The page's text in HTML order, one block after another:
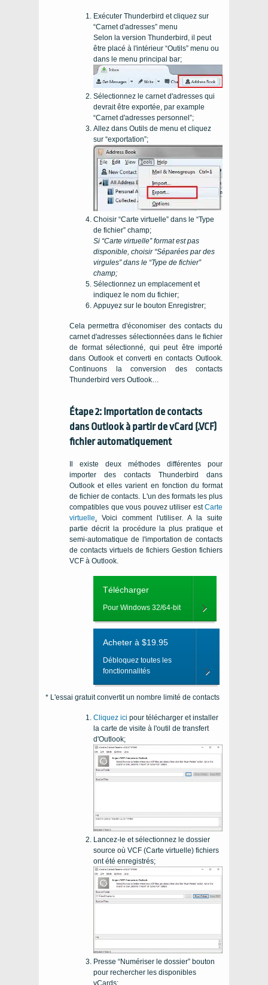
Exécuter Thunderbird et cliquez sur
“Carnet d'adresses” menu
Selon la version Thunderbird, il peut
être placé à l'intérieur “Outils” menu ou
dans le menu principal bar;
Sélectionnez le carnet d'adresses qui
devrait être exportée, par example
“Carnet d'adresses personnel”;
Allez dans Outils de menu et cliquez
sur “exportation”;
Choisir “Carte virtuelle” dans le “Type
de fichier” champ;
Si “Carte virtuelle” format est pas
disponible, choisir “Séparées par des
virgules” dans le “Type de fichier”
champ;
Sélectionnez un emplacement et
indiquez le nom du fichier;
Appuyez sur le bouton Enregistrer;
Cela permettra d'économiser des contacts du
carnet d'adresses sélectionnées dans le fichier
de format sélectionné, qui peut être importé
dans Outlook et converti en contacts Outlook.
Continuons la conversion des contacts
Thunderbird vers Outlook…
Étape 2: Importation de contacts
dans Outlook à partir de vCard (.VCF)
fichier automatiquement
Il existe deux méthodes différentes pour
importer des contacts Thunderbird dans
Outlook et elles varient en fonction du format
de fichier de contacts. L'un des formats les plus
compatibles que vous pouvez utiliser estCarte
virtuelle. Voici comment l'utiliser. A la suite
partie décrit la procédure la plus pratique et
semi-automatique de l'importation de contacts
de contacts virtuels de fichiers Gestion fichiers
VCF à Outlook.
Télécharger
Pour Windows 32/64-bit
Acheter à $19.95
Débloquez toutes les
fonctionnalités
* L'essai gratuit convertit un nombre limité de contacts
Cliquez ici pour télécharger et installer
la carte de visite à l'outil de transfert
d'Outlook;
Lancez-le et sélectionnez le dossier
source où VCF (Carte virtuelle) fichiers
ont été enregistrés;
Presse “Numériser le dossier” bouton
pour rechercher les disponibles
vCards;